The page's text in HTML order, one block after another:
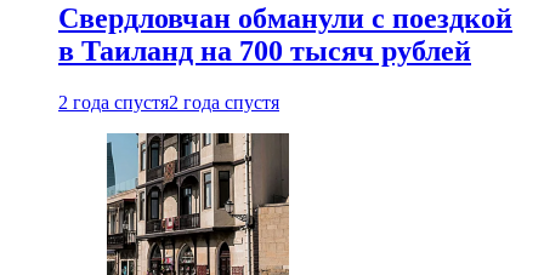
Свердловчан обманули с поездкой
в Таиланд на 700 тысяч рублей
2 года спустя2 года спустя